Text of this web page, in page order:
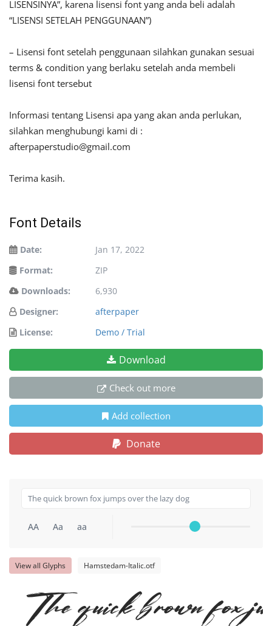
LISENSINYA”, karena lisensi font yang anda beli adalah
“LISENSI SETELAH PENGGUNAAN”)
– Lisensi font setelah penggunaan silahkan gunakan sesuai
terms & condition yang berlaku setelah anda membeli
lisensi font tersebut
Informasi tentang Lisensi apa yang akan anda perlukan,
silahkan menghubungi kami di :
afterpaperstudio@gmail.com
Terima kasih.
Font Details
Date:
Jan 17, 2022
Format:
ZIP
Downloads:
6,930
Designer:
afterpaper
License:
Demo / Trial
Download
Check out more
Add collection
Donate
AA Aa aa
View all Glyphs Hamstedam-Italic.otf
The quick brown fox